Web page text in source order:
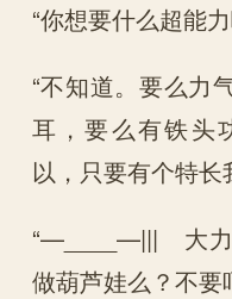
“你想要什么超能
“不知道。要么力
耳，要么有铁头
以，只要有个特长
“—____—||| 大
做葫芦娃么？不要